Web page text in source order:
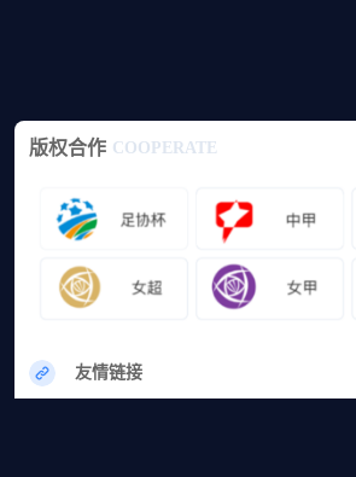
版权合作 COOPERATE
友情链接